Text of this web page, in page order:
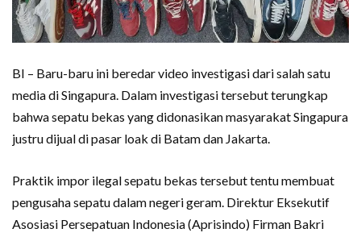
BI – Baru-baru ini beredar video investigasi dari salah satu
media di Singapura. Dalam investigasi tersebut terungkap
bahwa sepatu bekas yang didonasikan masyarakat Singapura
justru dijual di pasar loak di Batam dan Jakarta.
Praktik impor ilegal sepatu bekas tersebut tentu membuat
pengusaha sepatu dalam negeri geram. Direktur Eksekutif
Asosiasi Persepatuan Indonesia (Aprisindo) Firman Bakri